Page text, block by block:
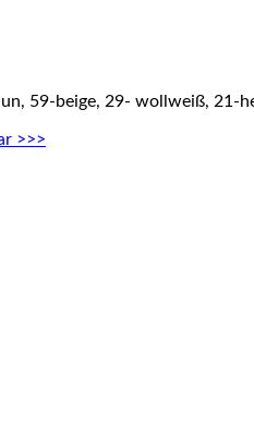
59-beige, 29- wollweiß, 21-
>>>